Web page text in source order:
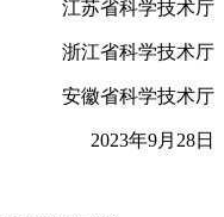
江苏省科学技术厅
浙江省科学技术厅
安徽省科学技术厅
2023年9月28日